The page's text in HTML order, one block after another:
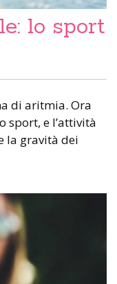
lo sport
di aritmia. Ora
sport, e l’attività
la gravità dei